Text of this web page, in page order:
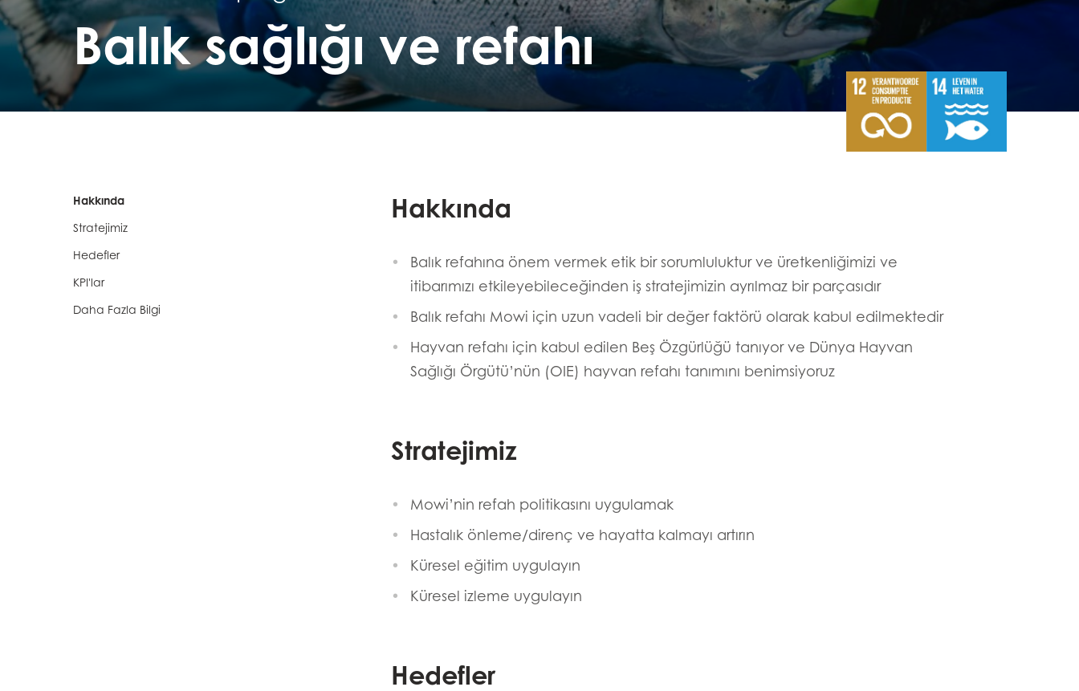
Balık sağlığı ve refahı
Hakkında
Stratejimiz
Hedefler
KPI'lar
Daha Fazla Bilgi
Hakkında
Balık refahına önem vermek etik bir sorumluluktur ve üretkenliğimizi ve
itibarımızı etkileyebileceğinden iş stratejimizin ayrılmaz bir parçasıdır
Balık refahı Mowi için uzun vadeli bir değer faktörü olarak kabul edilmektedir
Hayvan refahı için kabul edilen Beş Özgürlüğü tanıyor ve Dünya Hayvan
Sağlığı Örgütü’nün (OIE) hayvan refahı tanımını benimsiyoruz
Stratejimiz
Mowi’nin refah politikasını uygulamak
Hastalık önleme/direnç ve hayatta kalmayı artırın
Küresel eğitim uygulayın
Küresel izleme uygulayın
Hedefler